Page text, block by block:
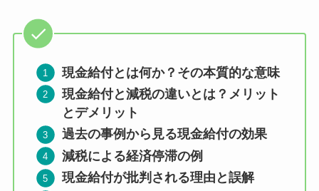
現金給付とは何か？その本質的な意味
現金給付と減税の違いとは？メリット
とデメリット
過去の事例から見る現金給付の効果
減税による経済停滞の例
現金給付が批判される理由と誤解